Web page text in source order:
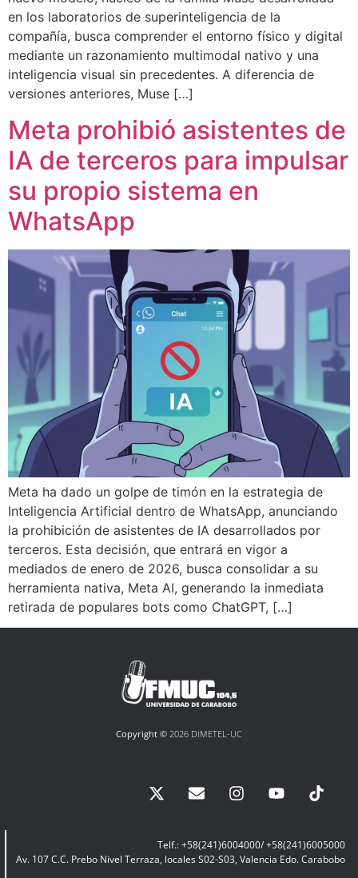
en los laboratorios de superinteligencia de la
compañía, busca comprender el entorno físico y digital
mediante un razonamiento multimodal nativo y una
inteligencia visual sin precedentes. A diferencia de
versiones anteriores, Muse […]
Meta prohibió asistentes de
IA de terceros para impulsar
su propio sistema en
WhatsApp
Meta ha dado un golpe de timón en la estrategia de
Inteligencia Artificial dentro de WhatsApp, anunciando
la prohibición de asistentes de IA desarrollados por
terceros. Esta decisión, que entrará en vigor a
mediados de enero de 2026, busca consolidar a su
herramienta nativa, Meta AI, generando la inmediata
retirada de populares bots como ChatGPT, […]
Copyright © 2026 DIMETEL-UC
Telf.: +58(241)6004000/ +58(241)6005000
Av. 107 C.C. Prebo Nivel Terraza, locales S02-S03, Valencia Edo. Carabobo